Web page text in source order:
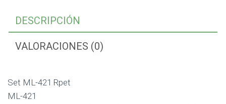
DESCRIPCIÓN
VALORACIONES (0)
Set ML-421 Rpet
ML-421